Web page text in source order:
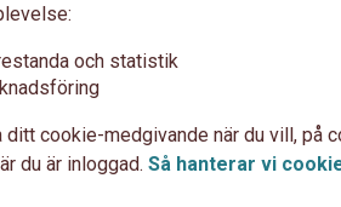
och statistik
ditt cookie-medgivande när du vill, på
du är inloggad. Så hanterar vi